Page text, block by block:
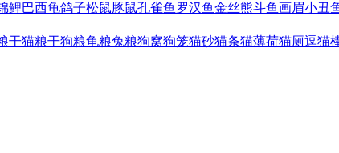
鲤巴西龟鸽子松鼠豚鼠孔雀鱼 罗汉鱼金丝熊斗鱼画眉小丑
干猫粮干狗粮龟粮兔粮狗窝狗笼猫砂猫条猫薄荷猫厕逗猫